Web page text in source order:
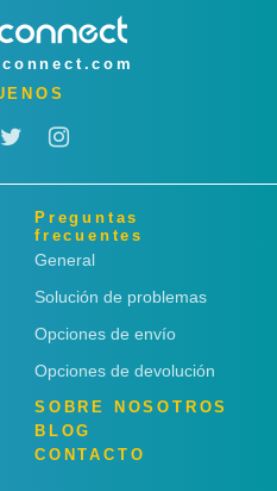
Preguntas
frecuentes
General
Solución de problemas
Opciones de envío
Opciones de devolución
SOBRE NOSOTROS
BLOG
CONTACTO